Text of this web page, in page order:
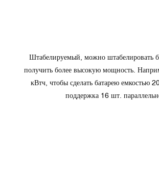
Штабелируемый, можно штабелировать
получить более высокую мощность.
кВтч, чтобы сделать батарею емкостью
поддержка 16 шт.